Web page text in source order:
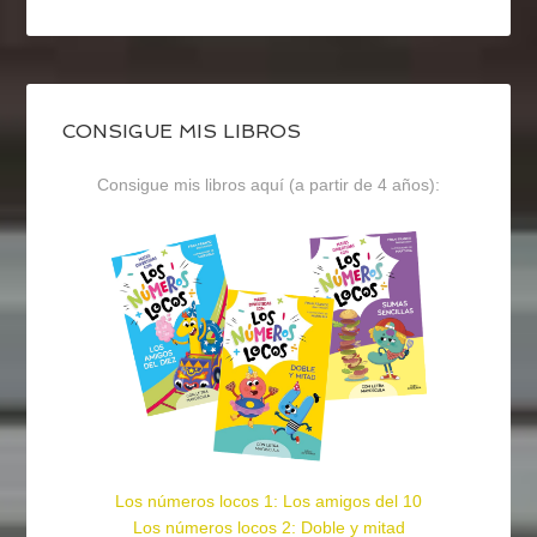
CONSIGUE MIS LIBROS
Consigue mis libros aquí (a partir de 4 años):
Los números locos 1: Los amigos del 10
Los números locos 2: Doble y mitad